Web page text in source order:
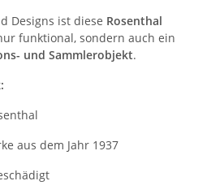
Designs ist diese Rosenthal
funktional, sondern auch ein
und Sammlerobjekt.
aus dem Jahr 1937